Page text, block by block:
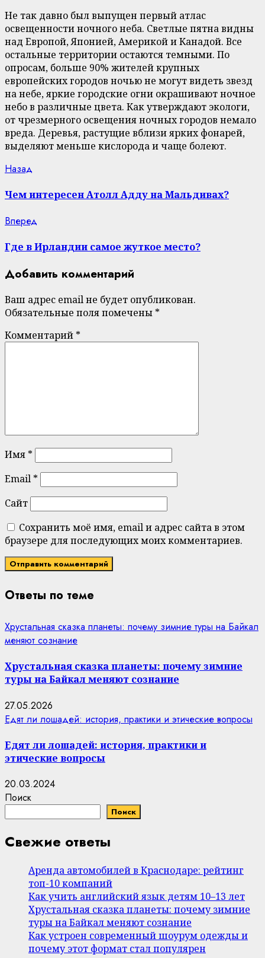
Не так давно был выпущен первый атлас
освещенности ночного неба. Светлые пятна видны
над Европой, Японией, Америкой и Канадой. Все
остальные территории остаются темными. По
опросам, больше 90% жителей крупных
европейских городов ночью не могут видеть звезд
на небе, яркие городские огни окрашивают ночное
небо в различные цвета. Как утверждают экологи,
от чрезмерного освещения ночных городов немало
вреда. Деревья, растущие вблизи ярких фонарей,
выделяют меньше кислорода и чаще болеют.
Continue
Reading
Назад
Чем интересен Атолл Адду на Мальдивах?
Вперед
Где в Ирландии самое жуткое место?
Добавить комментарий
Ваш адрес email не будет опубликован.
Обязательные поля помечены *
Комментарий *
Имя *
Email *
Сайт
Сохранить моё имя, email и адрес сайта в этом
браузере для последующих моих комментариев.
Ответы по теме
Хрустальная сказка планеты: почему зимние туры на Байкал
меняют сознание
Хрустальная сказка планеты: почему зимние
туры на Байкал меняют сознание
27.05.2026
Едят ли лошадей: история, практики и этические вопросы
Едят ли лошадей: история, практики и
этические вопросы
20.03.2024
Поиск
Поиск
Свежие ответы
Аренда автомобилей в Краснодаре: рейтинг
топ-10 компаний
Как учить английский язык детям 10–13 лет
Хрустальная сказка планеты: почему зимние
туры на Байкал меняют сознание
Как устроен современный шоурум одежды и
почему этот формат стал популярен